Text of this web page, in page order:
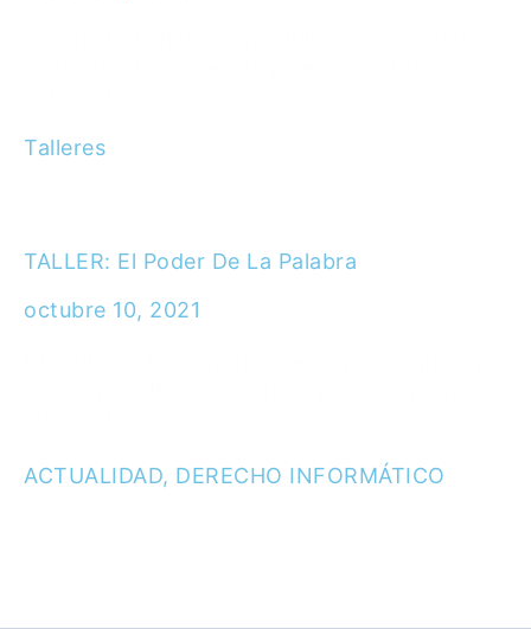
Talleres
TALLER: El Poder De La Palabra
octubre 10, 2021
ACTUALIDAD, DERECHO INFORMÁTICO